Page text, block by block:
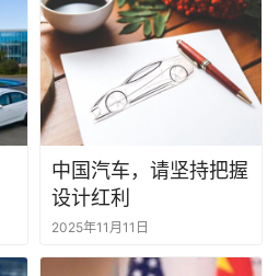
中国汽车，请坚持把握
设计红利
2025年11月11日